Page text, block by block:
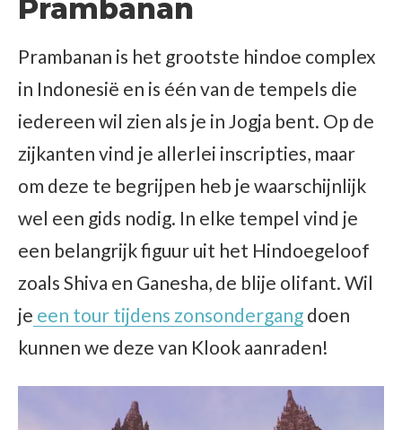
Prambanan
Prambanan is het grootste hindoe complex
in Indonesië en is één van de tempels die
iedereen wil zien als je in Jogja bent. Op de
zijkanten vind je allerlei inscripties, maar
om deze te begrijpen heb je waarschijnlijk
wel een gids nodig. In elke tempel vind je
een belangrijk figuur uit het Hindoegeloof
zoals Shiva en Ganesha, de blije olifant. Wil
je een tour tijdens zonsondergang doen
kunnen we deze van Klook aanraden!